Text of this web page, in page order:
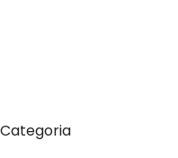
Categoria